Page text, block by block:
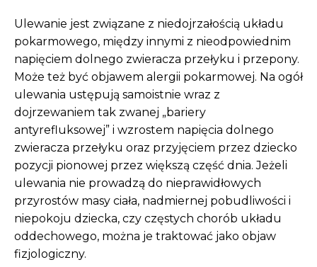
Ulewanie jest związane z niedojrzałością układu
pokarmowego, między innymi z nieodpowiednim
napięciem dolnego zwieracza przełyku i przepony.
Może też być objawem alergii pokarmowej. Na ogół
ulewania ustępują samoistnie wraz z
dojrzewaniem tak zwanej „bariery
antyrefluksowej” i wzrostem napięcia dolnego
zwieracza przełyku oraz przyjęciem przez dziecko
pozycji pionowej przez większą część dnia. Jeżeli
ulewania nie prowadzą do nieprawidłowych
przyrostów masy ciała, nadmiernej pobudliwości i
niepokoju dziecka, czy częstych chorób układu
oddechowego, można je traktować jako objaw
fizjologiczny.